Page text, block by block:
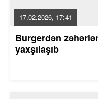
17.02.2026, 17:41
Burgerdən
yaxşılaşıb